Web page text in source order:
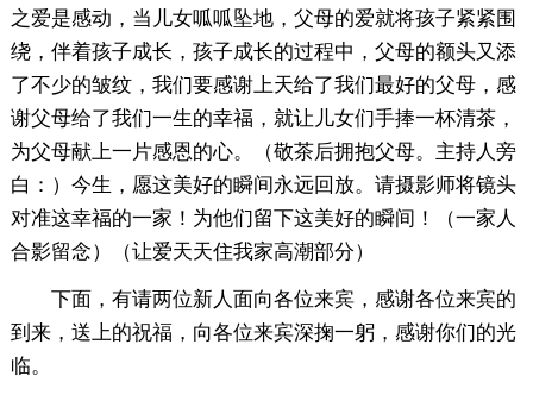
之爱是感动，当儿女呱呱坠地，父母的爱就将孩子紧紧围
绕，伴着孩子成长，孩子成长的过程中，父母的额头又添
了不少的皱纹，我们要感谢上天给了我们最好的父母，感
谢父母给了我们一生的幸福，就让儿女们手捧一杯清茶，
为父母献上一片感恩的心。（敬茶后拥抱父母。主持人旁
白：）今生，愿这美好的瞬间永远回放。请摄影师将镜头
对准这幸福的一家！为他们留下这美好的瞬间！（一家人
合影留念）（让爱天天住我家高潮部分）
下面，有请两位新人面向各位来宾，感谢各位来宾的
到来，送上的祝福，向各位来宾深掬一躬，感谢你们的光
临。